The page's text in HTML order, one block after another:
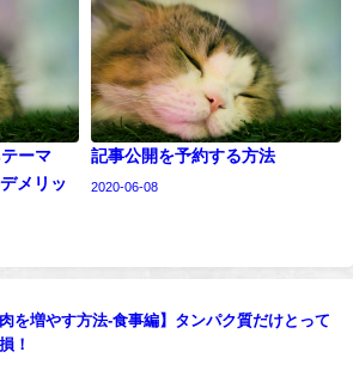
ーマ
メリッ
記事公開を予約する方法
2020-06-08
肉を増やす方法-食事編】タンパク質だけとって
！